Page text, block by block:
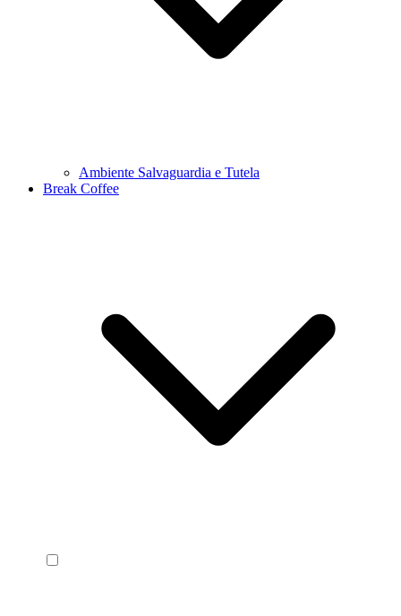
Ambiente Salvaguardia e Tutela
Break Coffee